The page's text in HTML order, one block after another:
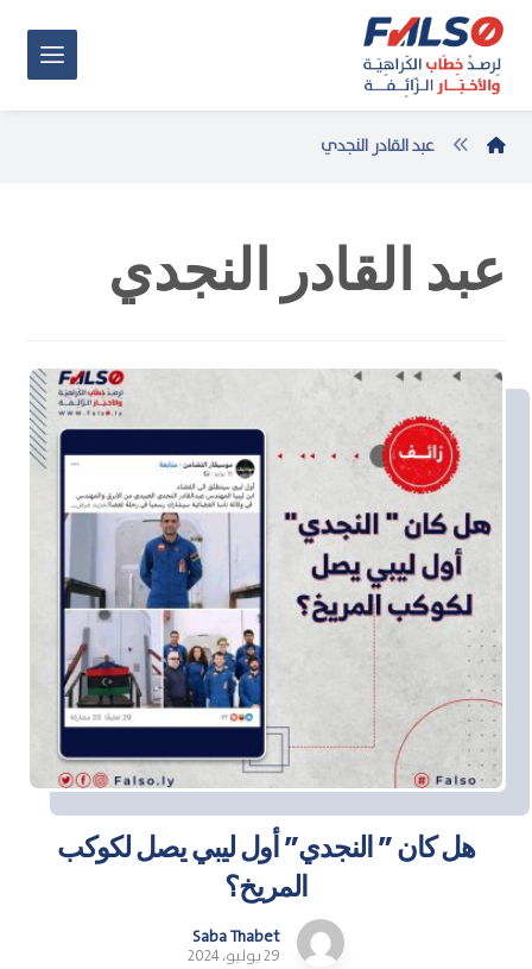
عبد القادر النجدي
عبد القادر النجدي
هل كان ” النجدي” أول ليبي يصل لكوكب
المريخ؟
Saba Thabet
29 يوليو، 2024